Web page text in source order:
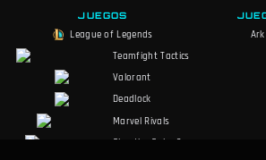
JUEGOS
League of Legends
Teamfight Tactics
Valorant
Deadlock
Marvel Rivals
Slay the Spire 2